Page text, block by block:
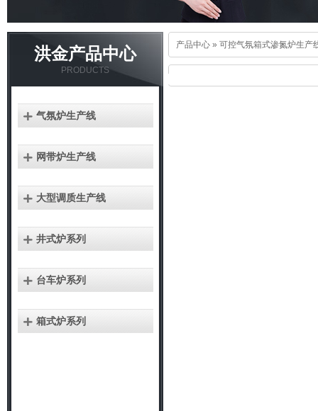
洪金产品中心
PRODUCTS
气氛炉生产线
网带炉生产线
大型调质生产线
井式炉系列
台车炉系列
箱式炉系列
产品中心 » 可控气氛箱式渗氮炉生产